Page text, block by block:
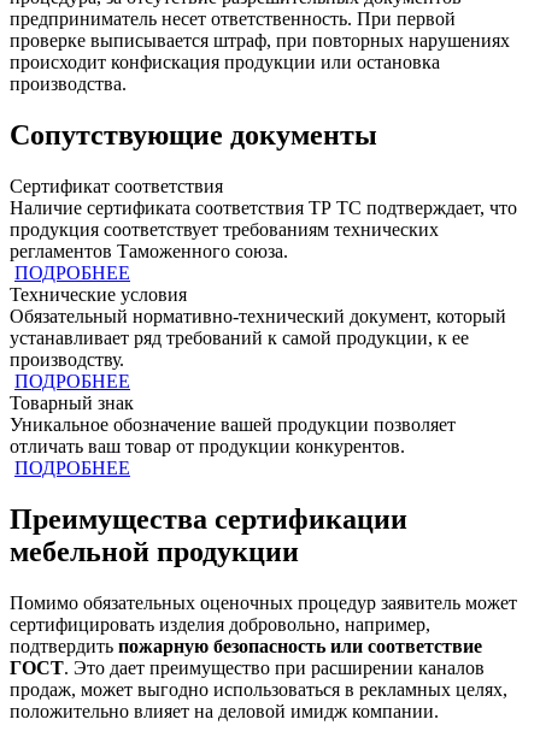
предприниматель несет ответственность. При первой
проверке выписывается штраф, при повторных нарушениях
происходит конфискация продукции или остановка
производства.
Сопутствующие документы
Сертификат соответствия
Наличие сертификата соответствия ТР ТС подтверждает, что
продукция cоответствует требованиям технических
регламентов Таможенного союза.
ПОДРОБНЕЕ
Технические условия
Обязательный нормативно-технический документ, который
устанавливает ряд требований к самой продукции, к ее
производству.
ПОДРОБНЕЕ
Товарный знак
Уникальное обозначение вашей продукции позволяет
отличать ваш товар от продукции конкурентов.
ПОДРОБНЕЕ
Преимущества сертификации
мебельной продукции
Помимо обязательных оценочных процедур заявитель может
сертифицировать изделия добровольно, например,
подтвердить пожарную безопасность или соответствие
ГОСТ. Это дает преимущество при расширении каналов
продаж, может выгодно использоваться в рекламных целях,
положительно влияет на деловой имидж компании.